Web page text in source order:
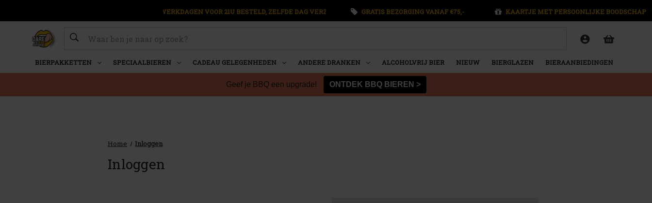
OP WERKDAGEN VOOR 21U BESTELD, ZELFDE DAG VERZONDEN GRATIS BEZORGING VANAF €75,- KAARTJE MET PERSOONLIJKE BOODSCHAP
Zoeken
BIERPAKKETTEN SPECIAALBIEREN CADEAU GELEGENHEDEN ANDERE DRANKEN ALCOHOLVRIJ BIER NIEUW BIERGLAZEN BIERAANBIEDINGEN
Geef je BBQ een upgrade! ONTDEK BBQ BIEREN >
Home Inloggen
Inloggen